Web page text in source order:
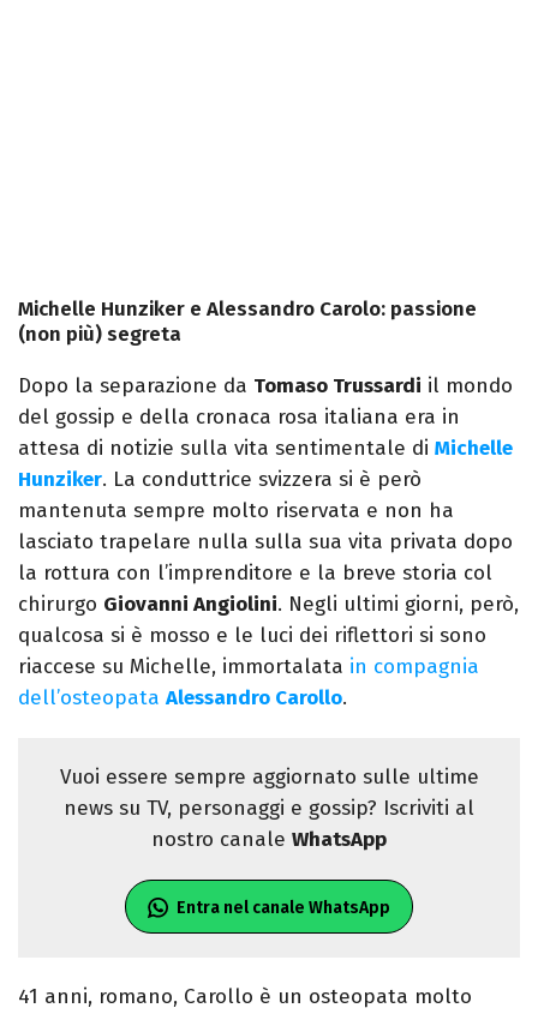
Michelle Hunziker e Alessandro Carolo: passione
(non più) segreta
Dopo la separazione da Tomaso Trussardi il mondo
del gossip e della cronaca rosa italiana era in
attesa di notizie sulla vita sentimentale di Michelle
Hunziker. La conduttrice svizzera si è però
mantenuta sempre molto riservata e non ha
lasciato trapelare nulla sulla sua vita privata dopo
la rottura con l’imprenditore e la breve storia col
chirurgo Giovanni Angiolini. Negli ultimi giorni, però,
qualcosa si è mosso e le luci dei riflettori si sono
riaccese su Michelle, immortalata in compagnia
dell’osteopata Alessandro Carollo.
Vuoi essere sempre aggiornato sulle ultime
news su TV, personaggi e gossip? Iscriviti al
nostro canale WhatsApp
Entra nel canale WhatsApp
41 anni, romano, Carollo è un osteopata molto